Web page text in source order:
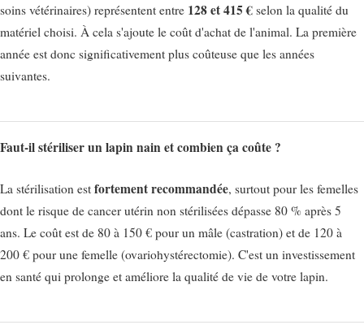
soins vétérinaires) représentent entre 128 et 415 € selon la qualité du
matériel choisi. À cela s'ajoute le coût d'achat de l'animal. La première
année est donc significativement plus coûteuse que les années
suivantes.
Faut-il stériliser un lapin nain et combien ça coûte ?
La stérilisation est fortement recommandée, surtout pour les femelles
dont le risque de cancer utérin non stérilisées dépasse 80 % après 5
ans. Le coût est de 80 à 150 € pour un mâle (castration) et de 120 à
200 € pour une femelle (ovariohystérectomie). C'est un investissement
en santé qui prolonge et améliore la qualité de vie de votre lapin.